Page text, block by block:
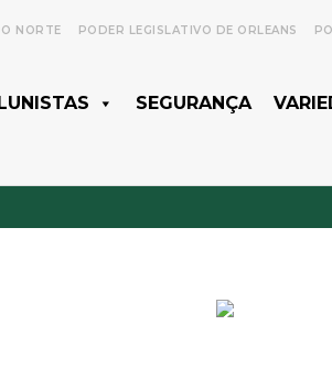
NORTE PODER LEGISLATIVO DE ORLEANS
SEGURANÇA